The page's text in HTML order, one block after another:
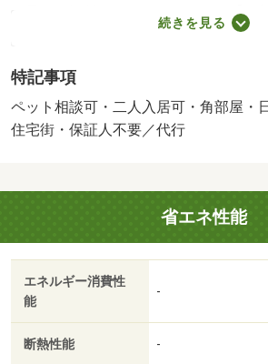
（最低保証料２０，０００円） 【更
賃料総額の１．５％（最低保証料５０
／［退去時費用 修繕費（２ヶ月）：
意・過失等別途実費］【ペット飼育時
料＋２，０００円／匹 ※２匹まで 保
陽当り良好／シューズボックス／南向
浄便座／エレベーター／洗面所独立／
／押入／礼金不要／閑静な住宅地／敷
／駐車場１台無料／全居室洋室／保証
談／ガスレンジ付／浴室に窓／２駅利
き場／平面駐車場／ＬＤＫ１２畳以上
社利用可／ＩＴ重説 対応物件／ファ
続きを見る
特記事項
ペット相談可・二人入居可・角部屋・
住宅街・保証人不要／代行
省エネ性能
エネルギー消費性
能
-
断熱性能 -